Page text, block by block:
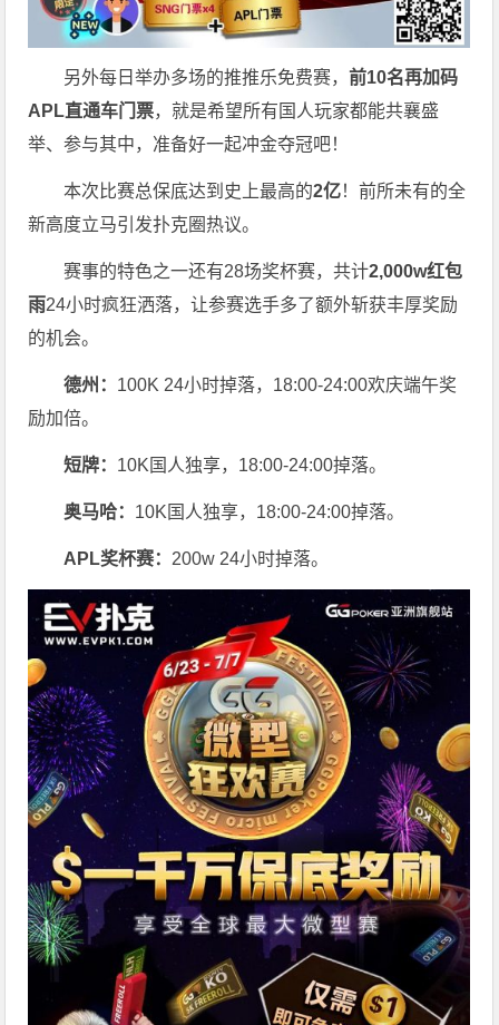
另外每日举办多场的推推乐免费赛，前10名再加码
APL直通车门票，就是希望所有国人玩家都能共襄盛
举、参与其中，准备好一起冲金夺冠吧！
本次比赛总保底达到史上最高的2亿！前所未有的全
新高度立马引发扑克圈热议。
赛事的特色之一还有28场奖杯赛，共计2,000w红包
雨24小时疯狂洒落，让参赛选手多了额外斩获丰厚奖励
的机会。
德州： 100K 24小时掉落， 18:00-24:00欢庆端午奖
励加倍。
短牌： 10K国人独享，18:00-24:00掉落。
奥马哈： 10K国人独享，18:00-24:00掉落。
APL奖杯赛： 200w 24小时掉落。